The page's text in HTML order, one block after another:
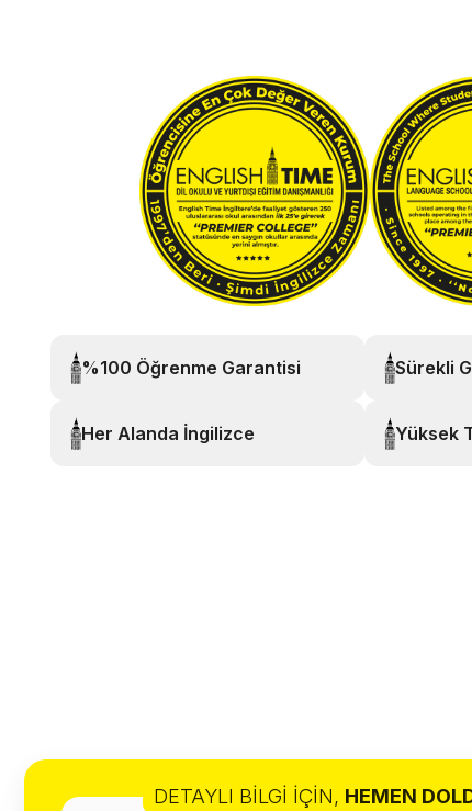
%100 Öğrenme Garantisi Sürekli
Her Alanda İngilizce Yüksek
DETAYLI BILGI İÇIN, HEMEN